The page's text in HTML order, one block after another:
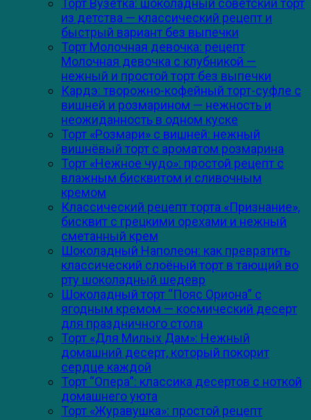
Торт Вузетка: шоколадный советский торт
из детства — классический рецепт и
быстрый вариант без выпечки
Торт Молочная девочка: рецепт
Молочная девочка с клубникой —
нежный и простой торт без выпечки
Кардэ: творожно-кофейный торт-суфле с
вишней и розмарином — нежность и
неожиданность в одном куске
Торт «Розмари» с вишней: нежный
вишнёвый торт с ароматом розмарина
Торт «Нежное чудо»: простой рецепт с
влажным бисквитом и сливочным
кремом
Классический рецепт торта «Признание»,
бисквит с грецкими орехами и нежный
сметанный крем
Шоколадный Наполеон: как превратить
классический слоёный торт в тающий во
рту шоколадный шедевр
Шоколадный торт “Пояс Ориона” с
ягодным кремом — космический десерт
для праздничного стола
Торт «Для Милых Дам»: Нежный
домашний десерт, который покорит
сердце каждой
Торт “Опера”: классика десертов с ноткой
домашнего уюта
Торт «Журавушка»: простой рецепт